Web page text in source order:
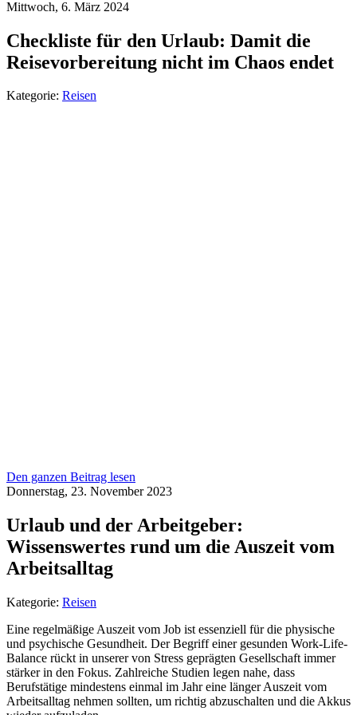
Mittwoch, 6. März 2024
Checkliste für den Urlaub: Damit die
Reisevorbereitung nicht im Chaos endet
Kategorie: Reisen
Den ganzen Beitrag lesen
Donnerstag, 23. November 2023
Urlaub und der Arbeitgeber:
Wissenswertes rund um die Auszeit vom
Arbeitsalltag
Kategorie: Reisen
Eine regelmäßige Auszeit vom Job ist essenziell für die physische
und psychische Gesundheit. Der Begriff einer gesunden Work-Life-
Balance rückt in unserer von Stress geprägten Gesellschaft immer
stärker in den Fokus. Zahlreiche Studien legen nahe, dass
Berufstätige mindestens einmal im Jahr eine länger Auszeit vom
Arbeitsalltag nehmen sollten, um richtig abzuschalten und die Akkus